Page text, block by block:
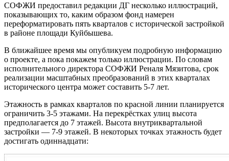
СОФЖИ предоставил редакции ДГ несколько иллюстраций,
показывающих то, каким образом фонд намерен
переформатировать пять кварталов с исторической застройкой
в районе площади Куйбышева.
В ближайшее время мы опубликуем подробную информацию
о проекте, а пока покажем только иллюстрации. По словам
исполнительного директора СОФЖИ Реналя Мязитова, срок
реализации масштабных преобразований в этих кварталах
исторического центра может составить 5-7 лет.
Этажность в рамках кварталов по красной линии планируется
ограничить 3-5 этажами. На перекрёстках улиц высота
предполагается до 7 этажей. Высота внутриквартальной
застройки — 7-9 этажей. В некоторых точках этажность будет
достигать одиннадцати: